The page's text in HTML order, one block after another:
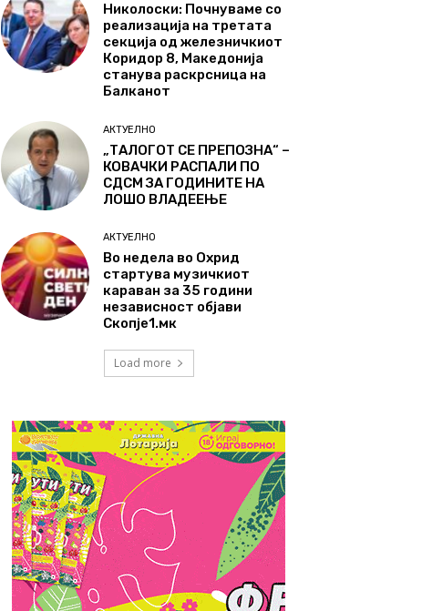
Николоски: Почнуваме со
реализација на третата
секција од железничкиот
Коридор 8, Македонија
станува раскрсница на
Балканот
АКТУЕЛНО
„ТАЛОГОТ СЕ ПРЕПОЗНА“ –
КОВАЧКИ РАСПАЛИ ПО
СДСМ ЗА ГОДИНИТЕ НА
ЛОШО ВЛАДЕЕЊЕ
АКТУЕЛНО
Во недела во Охрид
стартува музичкиот
караван за 35 години
независност објави
Скопје1.мк
Load more